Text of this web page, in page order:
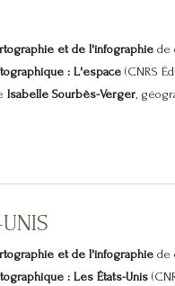
et de l'infographie de
: L'espace (CNRS
Isabelle Sourbès-Verger,
et de l'infographie de
: Les États-Unis